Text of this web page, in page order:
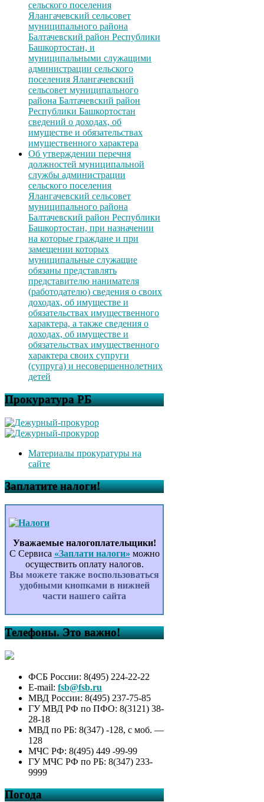
сельского поселения
Ялангачевский сельсовет
муниципального района
Балтачевский район Республики
Башкортостан, и
муниципальными служащими
администрации сельского
поселения Ялангачевский
сельсовет муниципального
района Балтачевский район
Республики Башкортостан
сведений о доходах, об
имуществе и обязательствах
имущественного характера
Об утверждении перечня
должностей муниципальной
службы администрации
сельского поселения
Ялангачевский сельсовет
муниципального района
Балтачевский район Республики
Башкортостан, при назначении
на которые граждане и при
замещении которых
муниципальные служащие
обязаны представлять
представителю нанимателя
(работодателю) сведения о своих
доходах, об имуществе и
обязательствах имущественного
характера, а также сведения о
доходах, об имуществе и
обязательствах имущественного
характера своих супруги
(супруга) и несовершеннолетних
детей
Прокуратура РБ
Материалы прокуратуры на
сайте
Заплатите налоги!
Уважаемые налогоплательщики!
С Сервиса «Заплати налоги» можно
осуществить оплату налогов.
Вы можете также воспользоваться
удобными кнопками в нижней
части нашего сайта
Телефоны. Это важно!
ФСБ России: 8(495) 224-22-22
E-mail: fsb@fsb.ru
МВД России: 8(495) 237-75-85
ГУ МВД РФ по ПФО: 8(3121) 38-
28-18
МВД по РБ: 8(347) -128, с моб. —
128
МЧС РФ: 8(495) 449 -99-99
ГУ МЧС РФ по РБ: 8(347) 233-
9999
Погода